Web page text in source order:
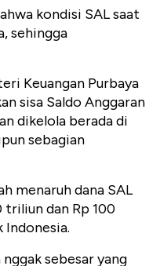
kondisi SAL saat
sehingga
Keuangan Purbaya
sisa Saldo Anggaran
dikelola berada di
sebagian
menaruh dana SAL
dan Rp 100
Indonesia.
nggak sebesar yang